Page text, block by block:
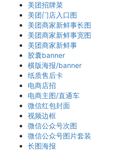
美团招牌菜
美团门店入口图
美团商家新鲜事长图
美团商家新鲜事宽图
美团商家新鲜事
胶囊banner
横版海报/banner
纸质售后卡
电商店招
电商主图/直通车
微信红包封面
视频边框
微信公众号次图
微信公众号图片套装
长图海报